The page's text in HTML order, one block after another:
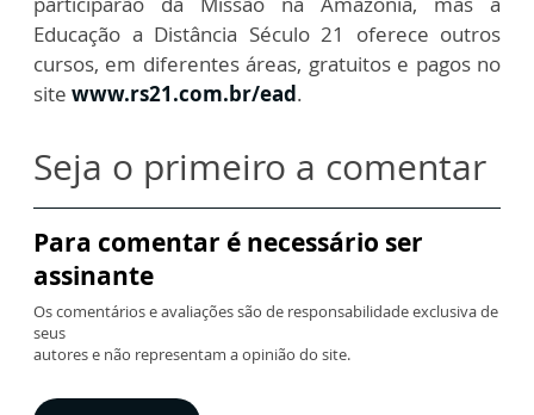
Educação a Distância Século 21 oferece outros
cursos, em diferentes áreas, gratuitos e pagos no
site www.rs21.com.br/ead.
Seja o primeiro a comentar
Para comentar é necessário ser
assinante
Os comentários e avaliações são de responsabilidade exclusiva de
seus
autores e não representam a opinião do site.